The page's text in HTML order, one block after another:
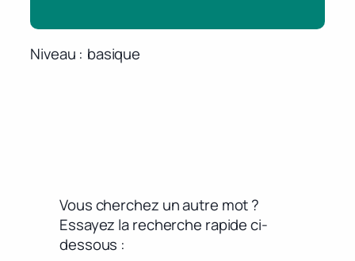
Niveau basique
Vous cherchez un autre mot ?
Essayez la recherche rapide ci-
dessous :